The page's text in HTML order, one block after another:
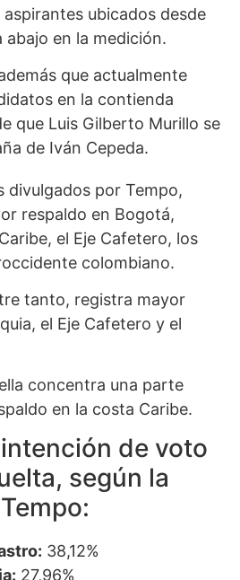
ubicados desde
abajo en la medición.
que actualmente
en la contienda
que Luis Gilberto Murillo se
de Iván Cepeda.
divulgados por Tempo,
respaldo en Bogotá,
el Eje Cafetero, los
colombiano.
tanto, registra mayor
el Eje Cafetero y el
concentra una parte
en la costa Caribe.
de voto
según la
38,12%
27,96%